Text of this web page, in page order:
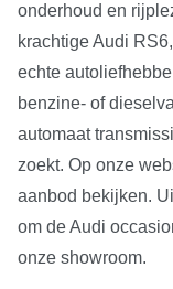
onderhoud en
krachtige Audi
echte
benzine- of
automaat
zoekt. Op onze
aanbod bekijken.
om de Audi
onze showroom.